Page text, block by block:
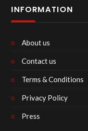
INFORMATION
About us
Contact us
Terms & Conditions
Privacy Policy
Press